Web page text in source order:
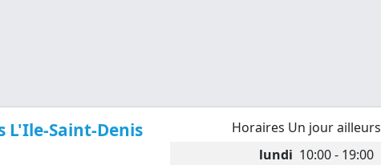
L'Ile-Saint-Denis
Horaires Un jour ailleurs
lundi 10:00 - 19:00